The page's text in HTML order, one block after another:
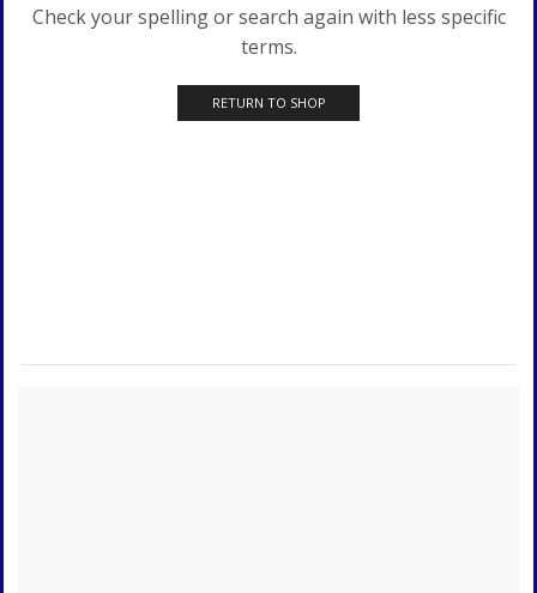
Check your spelling or search again with less specific
terms.
RETURN TO SHOP